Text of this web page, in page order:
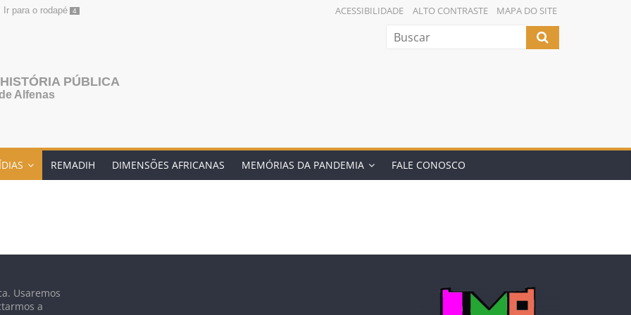
Ir para o rodapé 4 ACESSIBILIDADE ALTO CONTRASTE MAPA DO SITE
PÚBLICA
Alfenas
REMADIH DIMENSÕES AFRICANAS MEMÓRIAS DA PANDEMIA FALE CONOSCO
Usaremos
a